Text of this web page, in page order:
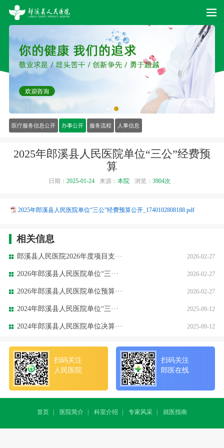
医疗服务信息公开 办事公开 服务流程 人事信息
2025年郎溪县人民医院单位“三公”经费预
算
日期： 2025-01-24 来源： 本院 浏览： 3904次
2025年郎溪县人民医院单位“三公”经费预算公开_1740102808188.pdf
相关信息
2026-02-27
郎溪县人民医院2026年度项目支···
2026-02-27
2026年郎溪县人民医院单位“三···
2026-02-27
2026年郎溪县人民医院单位预算···
2025-09-12
2024年郎溪县人民医院单位“三···
2025-09-12
2024年郎溪县人民医院单位决算···
扫码关注
人民医院
扫码关注
郎医在线
首页 医院简介 科室介绍 专家风采 就医指南